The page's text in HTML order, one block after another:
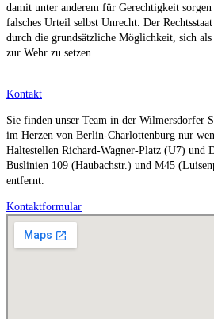
damit unter anderem für Gerechtigkeit
falsches Urteil selbst Unrecht. Der
durch die grundsätzliche Möglichkeit, sich
zur Wehr zu setzen.
Kontakt
Sie finden unser Team in der Wilmersdorfer
im Herzen von Berlin-Charlottenburg nur
Haltestellen Richard-Wagner-Platz (U7) und
Buslinien 109 (Haubachstr.) und M45
entfernt.
Kontaktformular